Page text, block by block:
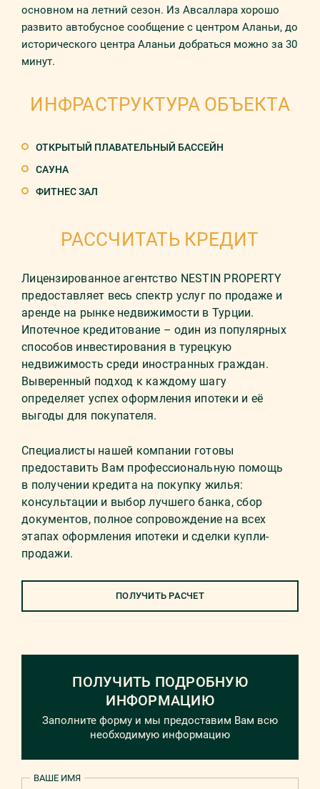
основном на летний сезон. Из Авсаллара хорошо
развито автобусное сообщение с центром Аланьи, до
исторического центра Аланьи добраться можно за 30
минут.
ИНФРАСТРУКТУРА ОБЪЕКТА
ОТКРЫТЫЙ ПЛАВАТЕЛЬНЫЙ БАССЕЙН
САУНА
ФИТНЕС ЗАЛ
РАССЧИТАТЬ КРЕДИТ
Лицензированное агентство NESTIN PROPERTY
предоставляет весь спектр услуг по продаже и
аренде на рынке недвижимости в Турции.
Ипотечное кредитование – один из популярных
способов инвестирования в турецкую
недвижимость среди иностранных граждан.
Выверенный подход к каждому шагу
определяет успех оформления ипотеки и её
выгоды для покупателя.
Специалисты нашей компании готовы
предоставить Вам профессиональную помощь
в получении кредита на покупку жилья:
консультации и выбор лучшего банка, сбор
документов, полное сопровождение на всех
этапах оформления ипотеки и сделки купли-
продажи.
ПОЛУЧИТЬ РАСЧЕТ
ПОЛУЧИТЬ ПОДРОБНУЮ
ИНФОРМАЦИЮ
Заполните форму и мы предоставим Вам всю
необходимую информацию
ВАШЕ ИМЯ